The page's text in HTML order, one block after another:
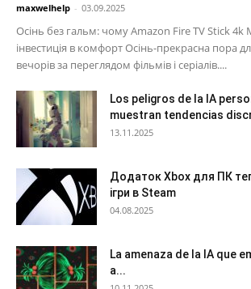
maxwelhelp - 03.09.2025
Осінь без гальм: чому Amazon Fire TV Stick 4k
інвестиція в комфорт Осінь-прекрасна пора
вечорів за переглядом фільмів і серіалів....
Los peligros de la IA
muestran tendencias
13.11.2025
Додаток Xbox для ПК
ігри в Steam
04.08.2025
La amenaza de la IA que
a...